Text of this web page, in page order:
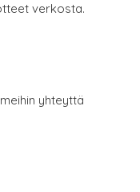
verkosta.
yhteyttä